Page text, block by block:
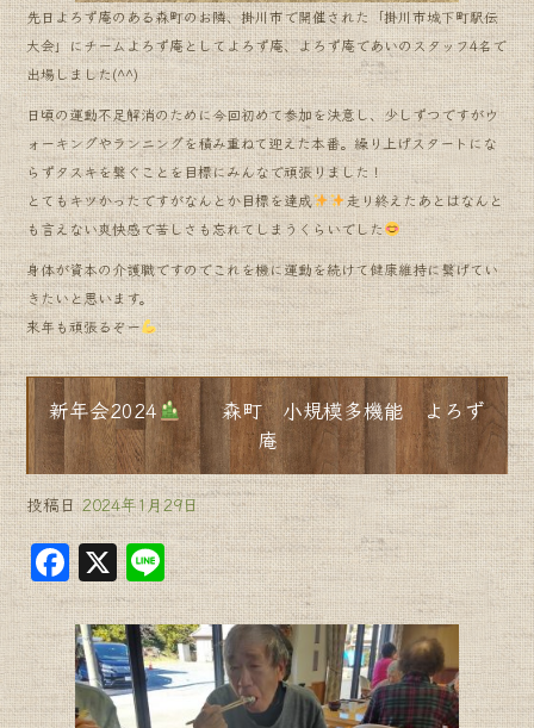
先日よろず庵のある森町のお隣、掛川市で開催された「掛川市城下町駅伝
大会」にチームよろず庵としてよろず庵、よろず庵であいのスタッフ4名で
出場しました(^^)
日頃の運動不足解消のために今回初めて参加を決意し、少しずつですがウ
ォーキングやランニングを積み重ねて迎えた本番。繰り上げスタートにな
らずタスキを繋ぐことを目標にみんなで頑張りました！
とてもキツかったですがなんとか目標を達成
走り終えたあとはなんと
も言えない爽快感で苦しさも忘れてしまうくらいでした
身体が資本の介護職ですのでこれを機に運動を続けて健康維持に繋げてい
きたいと思います。
来年も頑張るぞー
新年会2024
森町 小規模多機能 よろず
庵
投稿日 2024年1月29日
F
a
c
e
b
X Li
n
e